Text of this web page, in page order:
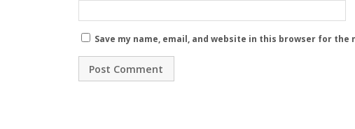
Save my name, email, and website in this browser for the